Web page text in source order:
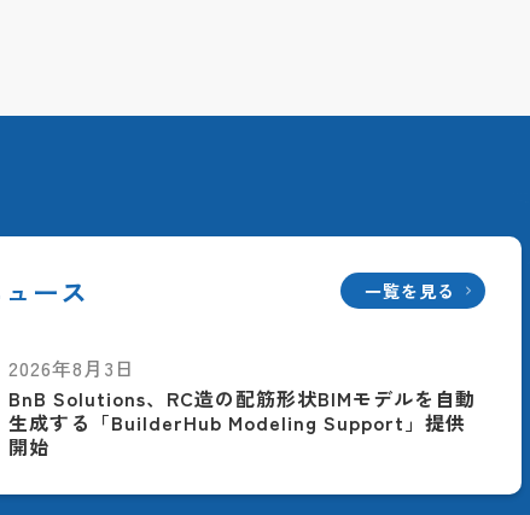
ース 一覧を見る
2026年8月3日
BnB Solutions、RC造の配筋形状BIMモデルを自動
生成する「BuilderHub Modeling Support」提供
開始